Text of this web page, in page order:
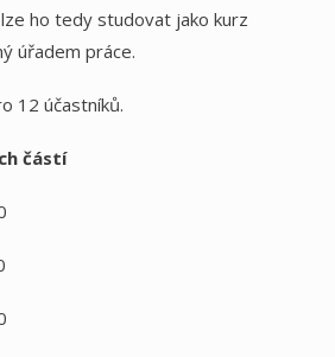
ho tedy studovat jako kurz
úřadem práce.
12 účastníků.
částí